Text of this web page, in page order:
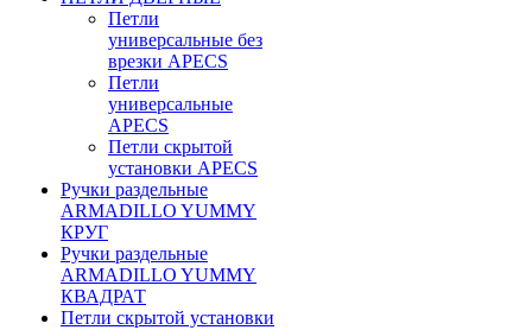
Петли
универсальные без
врезки APECS
Петли
универсальные
APECS
Петли скрытой
установки APECS
Ручки раздельные
ARMADILLO YUMMY
КРУГ
Ручки раздельные
ARMADILLO YUMMY
КВАДРАТ
Петли скрытой установки